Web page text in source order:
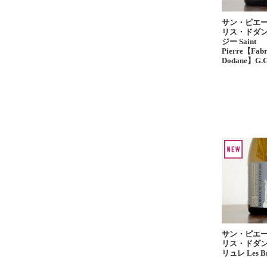
サン・ピエ
リス・ドダ
ジー Saint
Pierre【
Dodane】
サン・ピエ
リス・ドダ
リュレ Les